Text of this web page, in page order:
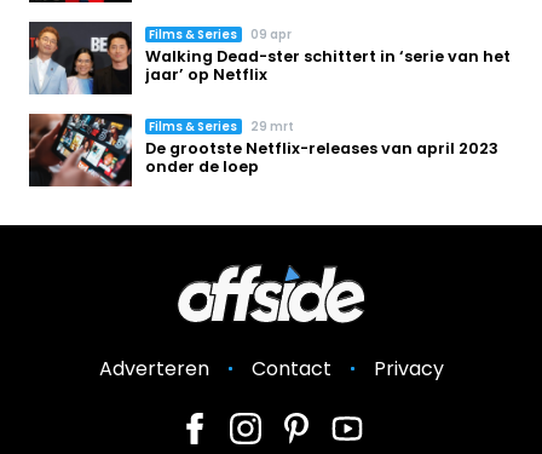
Films & Series 09 apr
Walking Dead-ster schittert in ‘serie van het
jaar’ op Netflix
Films & Series 29 mrt
De grootste Netflix-releases van april 2023
onder de loep
Adverteren Contact Privacy